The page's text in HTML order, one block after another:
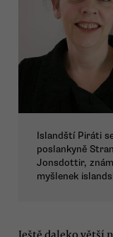
Islandští Piráti
poslankyně
Jonsdottir,
myšlenek
Ještě daleko větší